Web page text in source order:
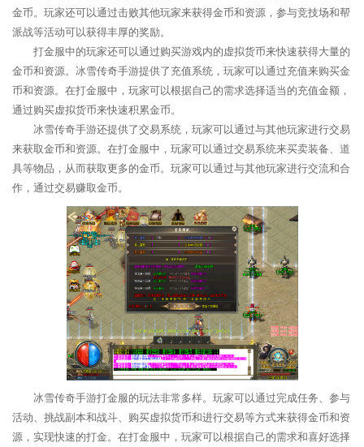
金币。玩家还可以通过击败其他玩家来获得金币和资源，参与竞技场和帮
派战等活动可以获得丰厚的奖励。
打金服中的玩家还可以通过购买游戏内的虚拟货币来快速获得大量的
金币和资源。冰雪传奇手游提供了充值系统，玩家可以通过充值来购买金
币和资源。在打金服中，玩家可以根据自己的需求选择适当的充值金额，
通过购买虚拟货币来快速积累金币。
冰雪传奇手游还提供了交易系统，玩家可以通过与其他玩家进行交易
来获取金币和资源。在打金服中，玩家可以通过交易系统来买卖装备、道
具等物品，从而获取更多的金币。玩家可以通过与其他玩家进行交流和合
作，通过交易赚取金币。
冰雪传奇手游打金服的玩法非常多样。玩家可以通过完成任务、参与
活动、挑战副本和战斗、购买虚拟货币和进行交易等方式来获得金币和资
源，实现快速的打金。在打金服中，玩家可以根据自己的需求和喜好选择